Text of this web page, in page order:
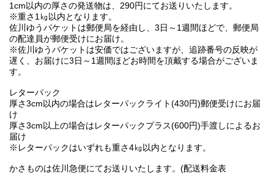
1cm以内の厚さの発送物は、290円にてお送りいたします。
※重さ1㎏以内となります。
佐川ゆうパケットは郵便局を経由し、3日～1週間ほどで、郵便局
の配達員が郵便受けにお届け。
※佐川ゆうパケットは安価ではございますが、追跡番号の反映が
遅く、お届けに3日～1週間ほどお時間を頂戴する場合がございま
す。
レターパック
厚さ3cm以内の場合はレターパックライト(430円)郵便受けにお届
け
厚さ3cm以上の場合はレターパックプラス(600円)手渡しによるお
届け
※レターパックはいずれも重さ4㎏以内となります。
かさものは佐川急便にてお送りいたします。(配送料金表